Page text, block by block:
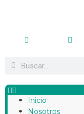
Inicio
Nosotros